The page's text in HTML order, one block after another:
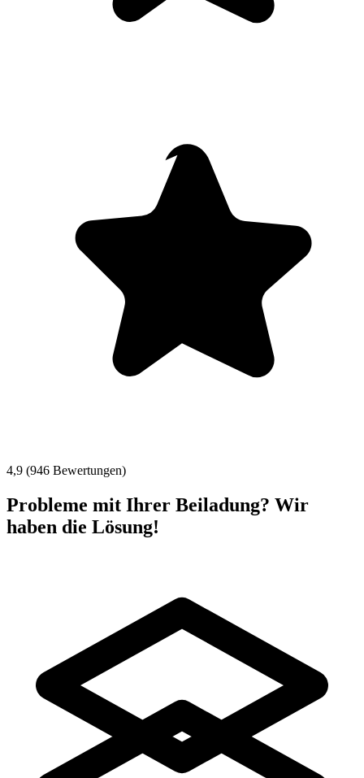
4,9 (946 Bewertungen)
Probleme mit Ihrer Beiladung? Wir
haben die Lösung!